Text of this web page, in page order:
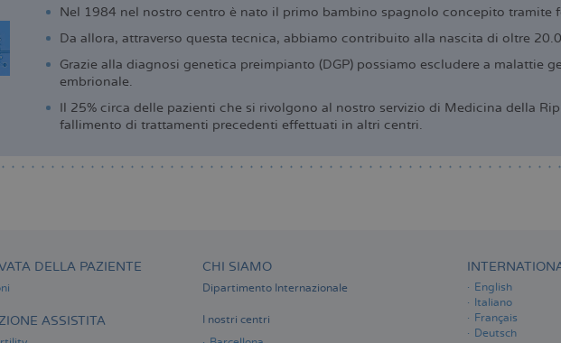
Nel 1984 nel nostro centro è nato il primo bambino spagnolo concepito tramite
Da allora, attraverso questa tecnica, abbiamo contribuito alla nascita di oltre
Grazie alla diagnosi genetica preimpianto (DGP) possiamo escludere a malattie
embrionale.
Il 25% circa delle pazienti che si rivolgono al nostro servizio di Medicina della
fallimento di trattamenti precedenti effettuati in altri centri.
DELLA PAZIENTE
ASSISTITA
CHI SIAMO
Dipartimento Internazionale
I nostri centri
English
Italiano
Français
Deutsch